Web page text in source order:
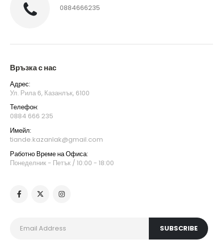
0884666235
Връзка с нас
Адрес:
Ул. Рила 6, Казанлък, 6100
Телефон:
0884 666 235
Имейл:
tiande.kazanlak@gmail.com
Работно Време на Офиса:
Понеделник - Петък / 10:00 - 18:00